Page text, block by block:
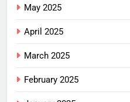
May 2025
April 2025
March 2025
February 2025